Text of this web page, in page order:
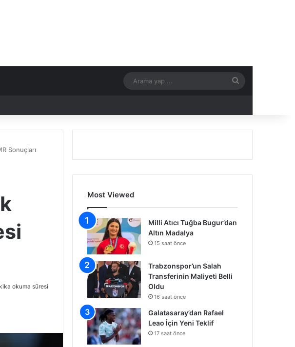
...
Sonuçları
okuma süresi
Most Viewed
Milli Atıcı Tuğba Bugur’dan
Altın Madalya
15 saat önce
Trabzonspor’un Salah
Transferinin Maliyeti Belli
Oldu
16 saat önce
Galatasaray’dan Rafael
Leao İçin Yeni Teklif
17 saat önce